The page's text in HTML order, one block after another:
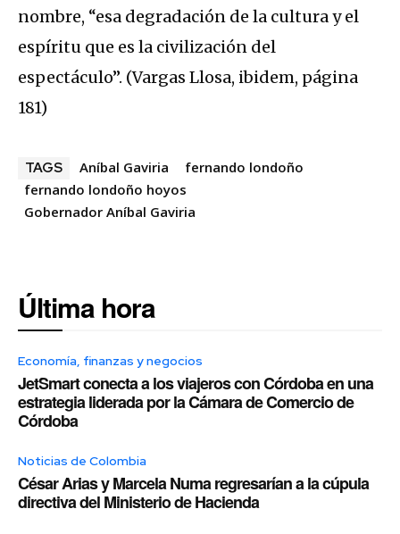
nombre, “esa degradación de la cultura y el
espíritu que es la civilización del
espectáculo”. (Vargas Llosa, ibidem, página
181)
TAGS Aníbal Gaviria
fernando londoño
fernando londoño hoyos
Gobernador Aníbal Gaviria
Última hora
Economía, finanzas y negocios
JetSmart conecta a los viajeros con Córdoba en una
estrategia liderada por la Cámara de Comercio de
Córdoba
Noticias de Colombia
César Arias y Marcela Numa regresarían a la cúpula
directiva del Ministerio de Hacienda